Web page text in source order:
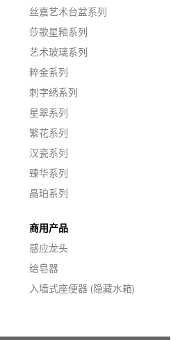
丝嘉艺术台盆系列
莎歌星釉系列
艺术玻璃系列
粹金系列
刺字绣系列
星翠系列
繁花系列
汉瓷系列
臻华系列
晶珀系列
商用产品
感应龙头
给皂器
入墙式座便器 (隐藏水箱)